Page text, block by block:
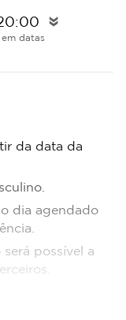
double_arrow
datas
da data da
dia agendado
possível a
horários.